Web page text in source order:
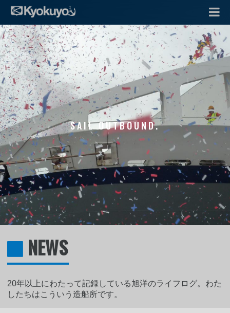
SAIL OUTBOUND.
NEWS
20年以上にわたって記録している旭洋のライフログ。わた
したちはこういう造船所です。